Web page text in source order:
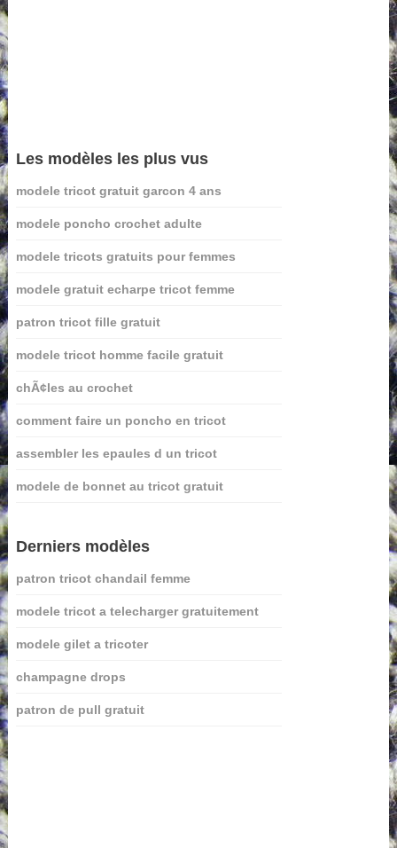
Les modèles les plus vus
modele tricot gratuit garcon 4 ans
modele poncho crochet adulte
modele tricots gratuits pour femmes
modele gratuit echarpe tricot femme
patron tricot fille gratuit
modele tricot homme facile gratuit
chÃ¢les au crochet
comment faire un poncho en tricot
assembler les epaules d un tricot
modele de bonnet au tricot gratuit
Derniers modèles
patron tricot chandail femme
modele tricot a telecharger gratuitement
modele gilet a tricoter
champagne drops
patron de pull gratuit